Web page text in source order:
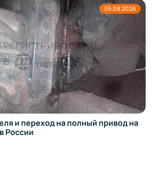
05.08.2026
и переход на полный привод на
России